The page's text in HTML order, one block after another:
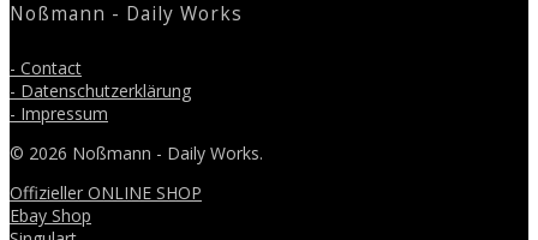
Noßmann - Daily Works
- Contact
- Datenschutzerklärung
- Impressum
© 2026 Noßmann - Daily Works.
Offizieller ONLINE SHOP
Ebay Shop